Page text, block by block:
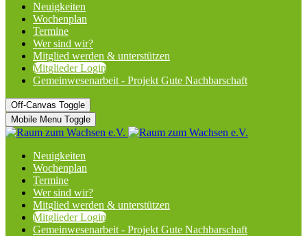
Neuigkeiten
Wochenplan
Termine
Wer sind wir?
Mitglied werden & unterstützen
Mitglieder Login
Gemeinwesenarbeit - Projekt Gute Nachbarschaft
Off-Canvas Toggle
Mobile Menu Toggle
Neuigkeiten
Wochenplan
Termine
Wer sind wir?
Mitglied werden & unterstützen
Mitglieder Login
Gemeinwesenarbeit - Projekt Gute Nachbarschaft